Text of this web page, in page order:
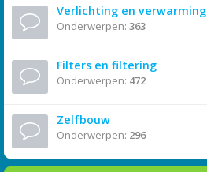
Verlichting en verwarming
Onderwerpen: 363
Filters en filtering
Onderwerpen: 472
Zelfbouw
Onderwerpen: 296